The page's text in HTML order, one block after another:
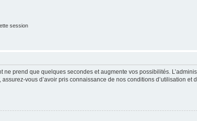
session
ne prend que quelques secondes et augmente vos possibilités.
vous d’avoir pris connaissance de nos conditions d’utilisation